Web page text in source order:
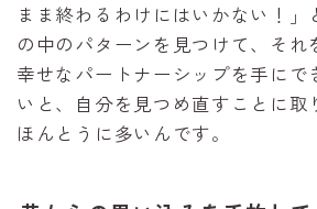
まま終わるわけにはいかない！」
の中のパターンを見つけて、それ
幸せなパートナーシップを手にで
いと、自分を見つめ直すことに取
ほんとうに多いんです。